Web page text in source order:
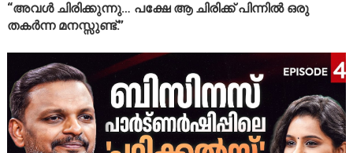
“അവൾ ചിരിക്കുന്നു… പക്ഷേ ആ ചിരിക്ക് പിന്നിൽ ഒരു
തകർന്ന മനസ്സുണ്ട്.”